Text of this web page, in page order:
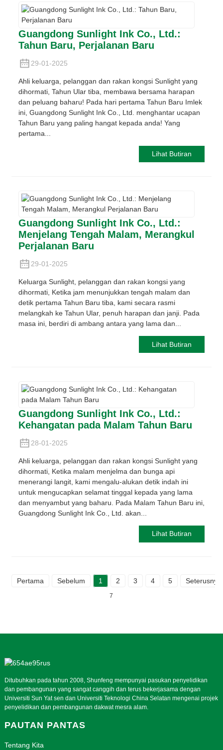
Guangdong Sunlight Ink Co., Ltd.:
Tahun Baru, Perjalanan Baru
29-01-2025
Ahli keluarga, pelanggan dan rakan kongsi Sunlight yang
dihormati, Tahun Ular tiba, membawa bersama harapan
dan peluang baharu! Pada hari pertama Tahun Baru Imlek
ini, Guangdong Sunlight Ink Co., Ltd. menghantar ucapan
Tahun Baru yang paling hangat kepada anda! Yang
pertama...
Lihat Butiran
Guangdong Sunlight Ink Co., Ltd.:
Menjelang Tengah Malam, Merangkul
Perjalanan Baru
29-01-2025
Keluarga Sunlight, pelanggan dan rakan kongsi yang
dihormati, Ketika jam menunjukkan tengah malam dan
detik pertama Tahun Baru tiba, kami secara rasmi
melangkah ke Tahun Ular, penuh harapan dan janji. Pada
masa ini, berdiri di ambang antara yang lama dan...
Lihat Butiran
Guangdong Sunlight Ink Co., Ltd.:
Kehangatan pada Malam Tahun Baru
28-01-2025
Ahli keluarga, pelanggan dan rakan kongsi Sunlight yang
dihormati, Ketika malam menjelma dan bunga api
menerangi langit, kami mengalu-alukan detik indah ini
untuk mengucapkan selamat tinggal kepada yang lama
dan menyambut yang baharu. Pada Malam Tahun Baru ini,
Guangdong Sunlight Ink Co., Ltd. akan...
Lihat Butiran
Pertama Sebelum 1 2 3 4 5 Seterusnya
7
Ditubuhkan pada tahun 2008, Shunfeng mempunyai pasukan penyelidikan
dan pembangunan yang sangat canggih dan terus bekerjasama dengan
Universiti Sun Yat sen dan Universiti Teknologi China Selatan mengenai projek
penyelidikan dan pembangunan dakwat mesra alam.
PAUTAN PANTAS
Tentang Kita